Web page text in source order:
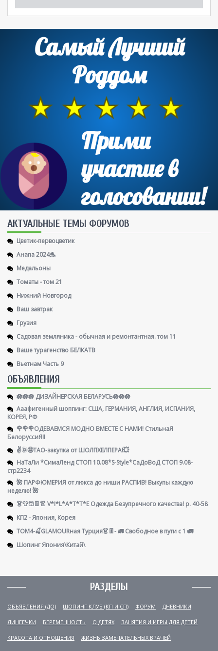
AКТУАЛЬНЫЕ ТЕМЫ ФОРУМОВ
Цветик-первоцветик
Анапа 2024🐬
Медальоны
Томаты - том 21
Нижний Новгород
Ваш завтрак
Грузия
Садовая земляника - обычная и ремонтантная. том 11
Ваше турагенство БЕЛКАТВ
Вьетнам Часть 9
ОБЪЯВЛЕНИЯ
🪷🪷🪷 ДИЗАЙНЕРСКАЯ БЕЛАРУСЬ🪷🪷🪷
Ааафигенный шоппинг: США, ГЕРМАНИЯ, АНГЛИЯ, ИСПАНИЯ,
КОРЕЯ, РФ
🌹🌹🌹ОДЕВАЕМСЯ МОДНО ВМЕСТЕ С НАМИ! СтильнаЯ
БелоруссиЯ‼
✌️🌞🤩ТАО-закупка от ШОЛПХЕЛПЕРА!💥
НаТаЛи *СимаЛенд СТОП 10.08*S-Style*СаДоВоД СТОП 9.08-
стр2234
🌺 ПАРФЮМЕРИЯ от люкса до ниши РАСПИВ! Выкупы каждую
неделю! 🌺
👗👕🩳👖👚 V*I*L*A*T*T*E Одежда Безупречного качества! р. 40-58
КП2 - Япония, Корея
ТОМ4-🍒GLAMOURная Турция👗👖- 🚛 Свободное в пути с 1 🚛
Шопинг Япония\Китай\
РАЗДЕЛЫ
ОБЪЯВЛЕНИЯ (ДО) ШОПИНГ КЛУБ (КП И СП) ФОРУМ ДНЕВНИКИ
ЛИНЕЕЧКИ БЕРЕМЕННОСТЬ О ДЕТЯХ ЗАНЯТИЯ И ИГРЫ ДЛЯ ДЕТЕЙ
КРАСОТА И ОТНОШЕНИЯ ЖИЗНЬ ЗАМЕЧАТЕЛЬНЫХ ВРАЧЕЙ